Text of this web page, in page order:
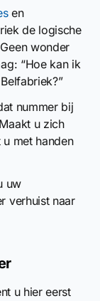
en
de logische
wonder
“Hoe kan ik
nummer bij
u zich
met handen
uw
verhuist naar
u hier eerst